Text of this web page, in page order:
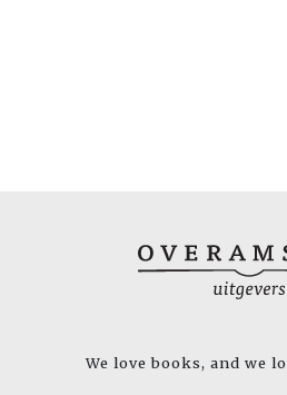
We love books, and we